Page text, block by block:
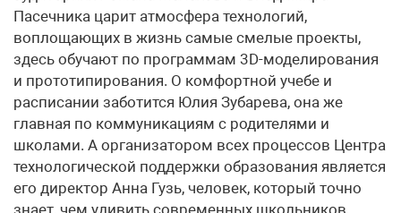
Пасечника царит атмосфера технологий,
воплощающих в жизнь самые смелые проекты,
здесь обучают по программам 3D-моделирования
и прототипирования. О комфортной учебе и
расписании заботится Юлия Зубарева, она же
главная по коммуникациям с родителями и
школами. А организатором всех процессов Центра
технологической поддержки образования является
его директор Анна Гузь, человек, который точно
знает, чем удивить современных школьников.